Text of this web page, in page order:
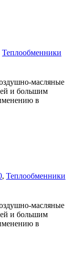
Теплообменники
масляные
и большим
в
, Теплообменники
масляные
и большим
в